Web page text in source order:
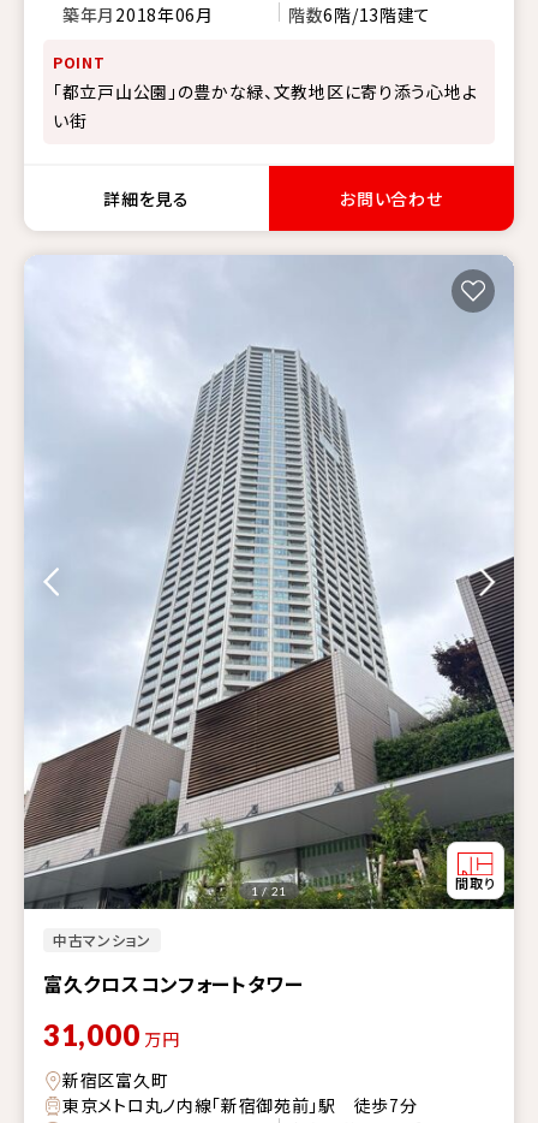
築年月 2018年06月 階数6階/13階建て
POINT
「都立戸山公園」の豊かな緑、文教地区に寄り添う心地よ
い街
詳細を見る お問い合わせ
中古マンション
富久クロスコンフォートタワー
1 / 21
31,000 万円
新宿区富久町
東京メトロ丸ノ内線「新宿御苑前」駅 徒歩7分